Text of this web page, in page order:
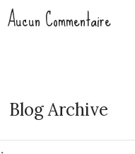
Aucun Commentaire
Blog Archive